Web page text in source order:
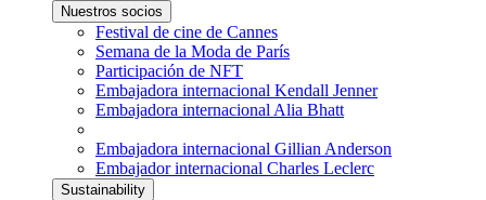
Nuestros socios
Festival de cine de Cannes
Semana de la Moda de París
Participación de NFT
Embajadora internacional Kendall Jenner
Embajadora internacional Alia Bhatt
Embajadora internacional Gillian Anderson
Embajador internacional Charles Leclerc
Sustainability